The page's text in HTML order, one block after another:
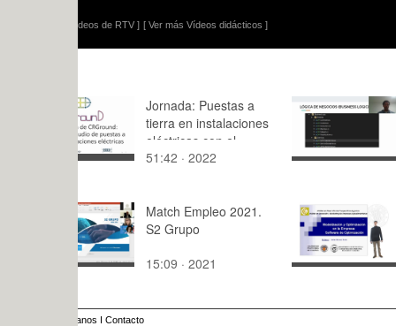
[ Ver más Vídeos didácticos ]
Jornada: Puestas a
tierra en instalaciones
eléctricas con el
software CRGround
51:42 · 2022
Capa
10:12 ·
Match Empleo 2021.
S2 Grupo
15:09 · 2021
Solución y
Microsoft
14:40 ·